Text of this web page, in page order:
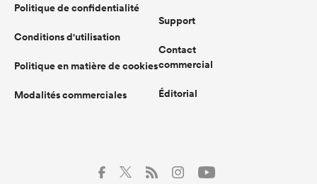
Politique de confidentialité
Conditions d'utilisation
Politique en matière de cookies
Modalités commerciales
Support
Contact
commercial
Éditorial